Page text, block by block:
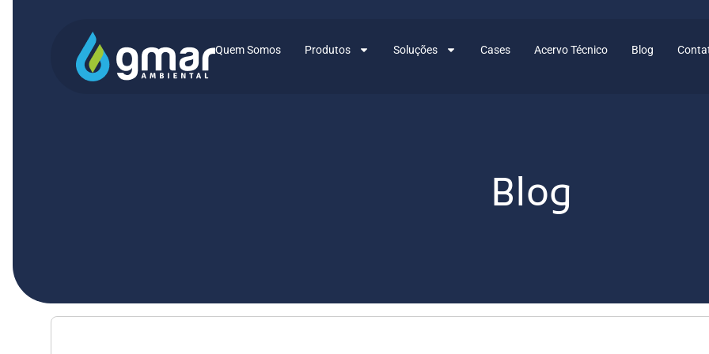
Quem Somos Produtos Soluções Cases Acervo Técnico Blog
Blog